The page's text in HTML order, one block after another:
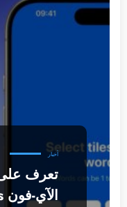
أخبار
تعرف على
الآي-فون Quartiles